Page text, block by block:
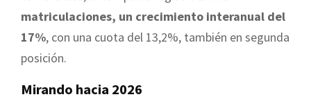
matriculaciones, un crecimiento interanual del
17%, con una cuota del 13,2%, también en segunda
posición.
Mirando hacia 2026